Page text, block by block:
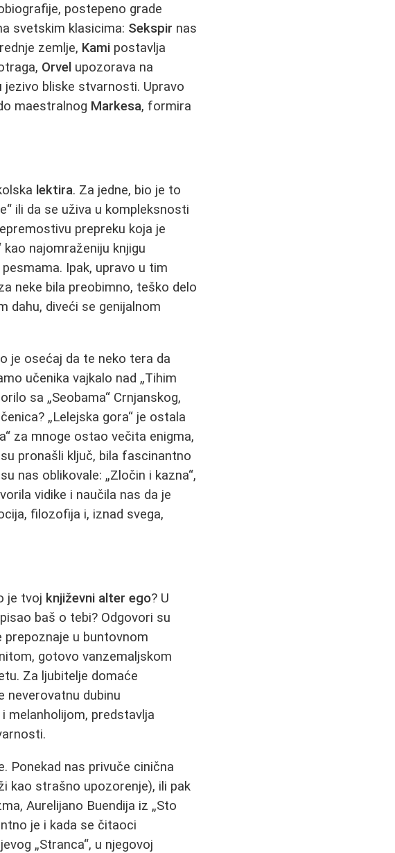
postepeno grade
svetskim klasicima: Sekspir nas
zemlje, Kami postavlja
Orvel upozorava na
jezivo bliske stvarnosti. Upravo
maestralnog Markesa, formira
lektira. Za jedne, bio je to
ili da se uživa u kompleksnosti
prepreku koja je
najomraženiju knjigu
Ipak, upravo u tim
neke bila preobimno, teško delo
dahu, diveći se genijalnom
je osećaj da te neko tera da
učenika vajkalo nad „Tihim
sa „Seobama“ Crnjanskog,
„Lelejska gora“ je ostala
za mnoge ostao večita enigma,
pronašli ključ, bila fascinantno
nas oblikovale: „Zločin i kazna“,
vidike i naučila nas da je
filozofija i, iznad svega,
je tvoj književni alter ego? U
baš o tebi? Odgovori su
u buntovnom
gotovo vanzemaljskom
Za ljubitelje domaće
neverovatnu dubinu
melanholijom, predstavlja
Ponekad nas privuče cinična
kao strašno upozorenje), ili pak
Aurelijano Buendija iz „Sto
je i kada se čitaoci
„Stranca“, u njegovoj